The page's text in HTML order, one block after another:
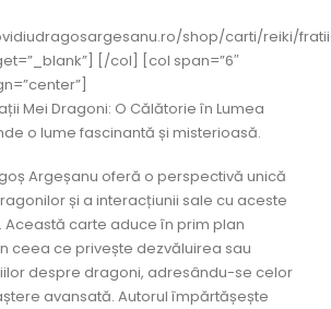
shop/carti/reiki/
[/col] [col span=”6″
Mei Dragoni: O Călătorie în Lumea
o lume fascinantă și misterioasă.
Argeșanu oferă o perspectivă unică
și a interacțiunii sale cu aceste
carte aduce în prim plan
ceea ce privește dezvăluirea sau
despre dragoni, adresându-se celor
avansată. Autorul împărtășește